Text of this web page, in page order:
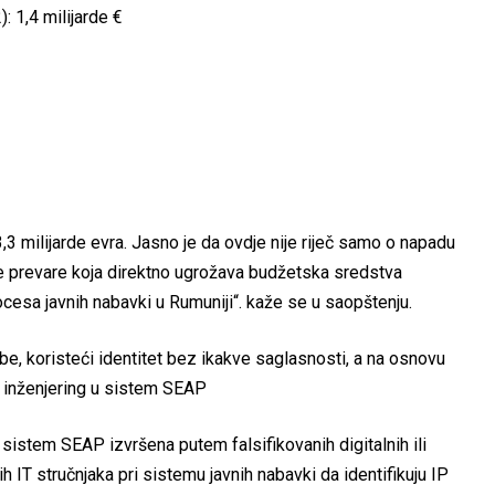
1,4 milijarde €
milijarde evra. Jasno je da ovdje nije riječ samo o napadu
prevare koja direktno ugrožava budžetska sredstva
javnih nabavki u Rumuniji“. kaže se u saopštenju.
koristeći identitet bez ikakve saglasnosti, a na osnovu
u sistem SEAP
sistem SEAP izvršena putem falsifikovanih digitalnih ili
IT stručnjaka pri sistemu javnih nabavki da identifikuju IP